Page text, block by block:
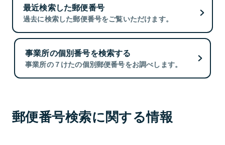
最近検索した郵便番号
過去に検索した郵便番号をご覧いただけます。
事業所の個別番号を検索する
事業所の７けたの個別郵便番号をお調べします。
郵便番号検索に関する情報